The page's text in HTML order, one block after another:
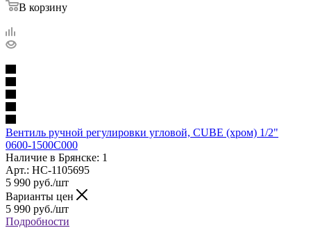
В корзину
Вентиль ручной регулировки угловой, CUBE (хром) 1/2"
0600-1500C000
Наличие в Брянске: 1
Арт.: НС-1105695
5 990 руб./шт
Варианты цен
5 990 руб./шт
Подробности